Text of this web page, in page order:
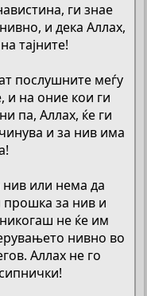
ги знае
и дека Аллах,
тајните!
послушните меѓу
и на оние кои ги
па, Аллах, ќе ги
и за нив има
или нема да
за нив и
не ќе им
нивно во
Аллах не го